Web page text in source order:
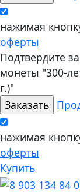
нажимая
оферты
Подтвердите
монеты "300-
г.)"
нажимая
оферты
Купить